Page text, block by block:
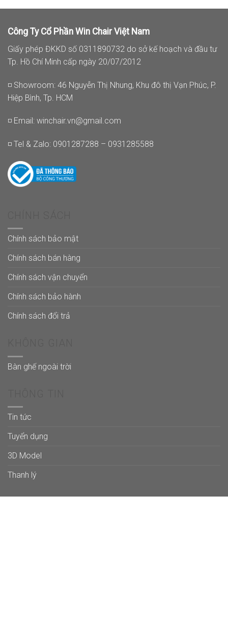
Công Ty Cổ Phần Win Chair Việt Nam
Giấy phép ĐKKD số 0311890732 do sở kế hoạch và đầu tư
Tp. Hồ Chí Minh cấp ngày 20/07/2012
◽ Showroom: 46 Nguyễn Thị Nhung, Khu đô thị Vạn Phúc, P.
Hiệp Bình, Tp. HCM
◽ Email: winchair.vn@gmail.com
◽ Tel & Zalo: 0901287288 – 0931285588
Chính sách bảo mật
Chính sách bán hàng
Chính sách vận chuyển
Chính sách bảo hành
Chính sách đổi trả
Bàn ghế ngoài trời
Tin tức
Tuyển dụng
3D Model
Thanh lý